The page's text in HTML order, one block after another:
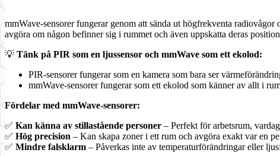
mmWave-sensorer fungerar genom att sända ut högfrekventa
avgöra om någon befinner sig i rummet och även uppskatta deras
💡 Tänk på PIR som en ljussensor och mmWave som ett ekolod:
PIR-sensorer fungerar som en kamera som bara ser
mmWave-sensorer fungerar som ett ekolod som känner av allt i
Fördelar med mmWave-sensorer:
✅ Kan känna av stillastående personer – Perfekt för arbetsrum,
✅ Hög precision – Kan skapa zoner i ett rum och avgöra exakt var en
✅ Mindre falsklarm – Påverkas inte av temperaturförändringar eller